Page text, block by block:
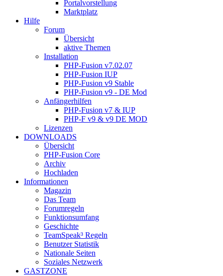
Portalvorstellung
Marktplatz
Hilfe
Forum
Übersicht
aktive Themen
Installation
PHP-Fusion v7.02.07
PHP-Fusion IUP
PHP-Fusion v9 Stable
PHP-Fusion v9 - DE Mod
Anfängerhilfen
PHP-Fusion v7 & IUP
PHP-F v9 & v9 DE MOD
Lizenzen
DOWNLOADS
Übersicht
PHP-Fusion Core
Archiv
Hochladen
Informationen
Magazin
Das Team
Forumregeln
Funktionsumfang
Geschichte
TeamSpeak³ Regeln
Benutzer Statistik
Nationale Seiten
Soziales Netzwerk
GASTZONE